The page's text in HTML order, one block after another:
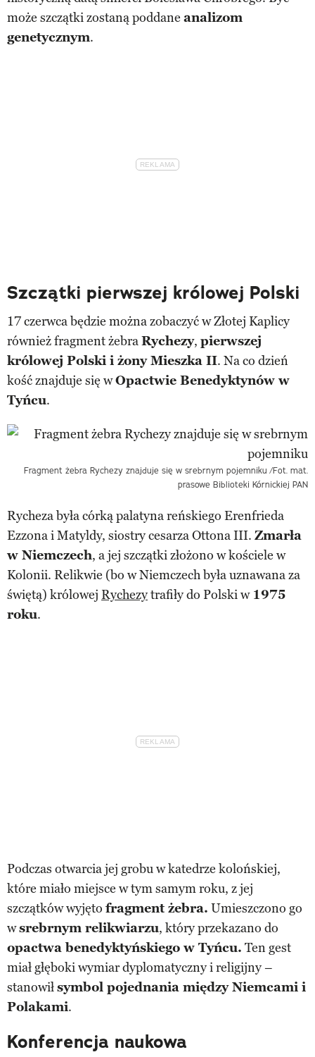
może szczątki zostaną poddane analizom
genetycznym.
Szczątki pierwszej królowej Polski
17 czerwca będzie można zobaczyć w Złotej Kaplicy
również fragment żebraRychezy, pierwszej
królowej Polski i żony Mieszka II. Na co dzień
kość znajduje się wOpactwie Benedyktynów w
Tyńcu.
Fragment żebra Rychezy znajduje się w srebrnym pojemniku /Fot. mat.
prasowe Biblioteki Kórnickiej PAN
Rycheza była córką palatyna reńskiego Erenfrieda
Ezzona i Matyldy, siostry cesarza Ottona III. Zmarła
w Niemczech, a jej szczątki złożono w kościele w
Kolonii. Relikwie (bo w Niemczech była uznawana za
świętą) królowej Rychezytrafiły do Polski w 1975
roku.
Podczas otwarcia jej grobu w katedrze kolońskiej,
które miało miejsce w tym samym roku, z jej
szczątków wyjęto fragment żebra. Umieszczono go
wsrebrnym relikwiarzu, który przekazano do
opactwa benedyktyńskiego w Tyńcu. Ten gest
miał głęboki wymiar dyplomatyczny i religijny –
stanowiłsymbol pojednania między Niemcami i
Polakami.
Konferencja naukowa